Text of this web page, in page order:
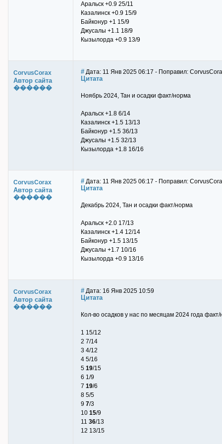
Аральск +0.9 25/11
Казалинск +0.9 15/9
Байконур +1 15/9
Джусалы +1.1 18/9
Кызылорда +0.9 13/9
CorvusCorax
Автор сайта
������
# Дата: 11 Янв 2025 06:17 - Поправил:
Цитата
Ноябрь 2024, Тан и осадки факт/норма
Аральск +1.8 6/14
Казалинск +1.5 13/13
Байконур +1.5 36/13
Джусалы +1.5 32/13
Кызылорда +1.8 16/16
CorvusCorax
Автор сайта
������
# Дата: 11 Янв 2025 06:17 - Поправил:
Цитата
Декабрь 2024, Тан и осадки факт/норма
Аральск +2.0 17/13
Казалинск +1.4 12/14
Байконур +1.5 13/15
Джусалы +1.7 10/16
Кызылорда +0.9 13/16
CorvusCorax
Автор сайта
������
# Дата: 16 Янв 2025 10:59
Цитата
Кол-во осадков у нас по месяцам 2024 года
1 15/12
2 7/14
3 4/12
4 5/16
5 19/15
6 1/9
7 19/6
8 5/5
9 7/3
10 15/9
11 36/13
12 13/15